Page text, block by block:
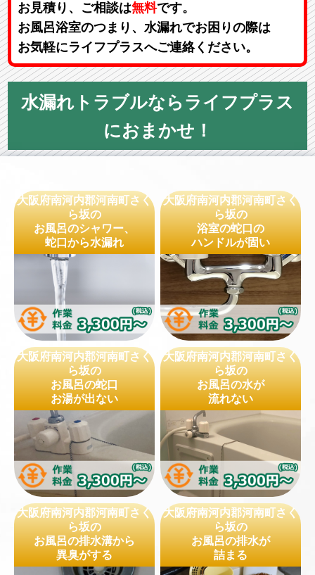
お見積り、ご相談は無料です。
お風呂浴室のつまり、水漏れでお困りの際は
お気軽にライフプラスへご連絡ください。
水漏れトラブルならライフプラス
におまかせ！
大阪府南河内郡河南町さく
ら坂の
お風呂のシャワー、
蛇口から水漏れ
大阪府南河内郡河南町さく
ら坂の
浴室の蛇口の
ハンドルが固い
大阪府南河内郡河南町さく
ら坂の
お風呂の蛇口
お湯が出ない
大阪府南河内郡河南町さく
ら坂の
お風呂の水が
流れない
大阪府南河内郡河南町さく
ら坂の
お風呂の排水溝から
異臭がする
大阪府南河内郡河南町さく
ら坂の
お風呂の排水が
詰まる